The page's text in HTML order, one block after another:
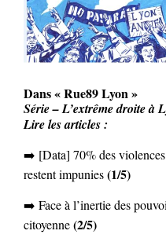
Dans « Rue89 Lyon »
Série – L’extrême droite à
Lire les articles :
➡️ [Data] 70% des violences
restent impunies(1/5)
➡️ Face à l’inertie des
citoyenne(2/5)